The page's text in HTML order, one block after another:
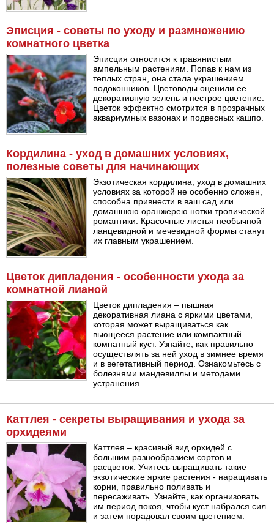
Эписция - советы по уходу и размножению
комнатного цветка
Эписция относится к травянистым
ампельным растениям. Попав к нам из
теплых стран, она стала украшением
подоконников. Цветоводы оценили ее
декоративную зелень и пестрое цветение.
Цветок эффектно смотрится в прозрачных
аквариумных вазонах и подвесных кашпо.
Кордилина - уход в домашних условиях,
полезные советы для начинающих
Экзотическая кордилина, уход в домашних
условиях за которой не особенно сложен,
способна привнести в ваш сад или
домашнюю оранжерею нотки тропической
романтики. Красочные листья необычной
ланцевидной и мечевидной формы станут
их главным украшением.
Цветок дипладения - особенности ухода за
комнатной лианой
Цветок дипладения – пышная
декоративная лиана с яркими цветами,
которая может выращиваться как
вьющееся растение или компактный
комнатный куст. Узнайте, как правильно
осуществлять за ней уход в зимнее время
и в вегетативный период. Ознакомьтесь с
болезнями мандевиллы и методами
устранения.
Каттлея - секреты выращивания и ухода за
орхидеями
Каттлея – красивый вид орхидей с
большим разнообразием сортов и
расцветок. Учитесь выращивать такие
экзотические яркие растения - наращивать
корни, правильно поливать и
пересаживать. Узнайте, как организовать
им период покоя, чтобы куст набрался сил
и затем порадовал своим цветением.